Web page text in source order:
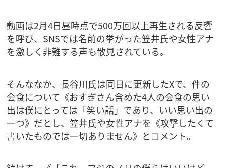
動画は2月4日昼時点で500万回以上再生される反響
を呼び、SNSでは名前の挙がった笠井氏や女性アナ
を激しく非難する声も散見されている。
そんななか、長谷川氏は同日に更新したXで、件の
会食について《おすぎさん含めた4人の会食の思い
出は僕にとっては「笑い話」であり、いい思い出の
一つ》だとし、笠井氏や女性アナを《攻撃したくて
書いたものでは一切ありません》とコメント。